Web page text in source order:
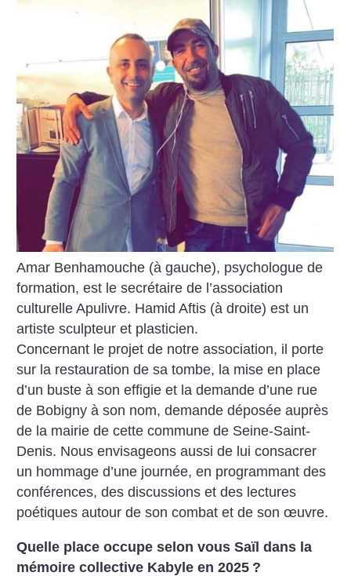
Amar Benhamouche (à gauche), psychologue de
formation, est le secrétaire de l’association
culturelle Apulivre. Hamid Aftis (à droite) est un
artiste sculpteur et plasticien.
Concernant le projet de notre association, il porte
sur la restauration de sa tombe, la mise en place
d’un buste à son effigie et la demande d’une rue
de Bobigny à son nom, demande déposée auprès
de la mairie de cette commune de Seine-Saint-
Denis. Nous envisageons aussi de lui consacrer
un hommage d’une journée, en programmant des
conférences, des discussions et des lectures
poétiques autour de son combat et de son œuvre.
Quelle place occupe selon vous Saïl dans la
mémoire collective Kabyle en 2025 ?